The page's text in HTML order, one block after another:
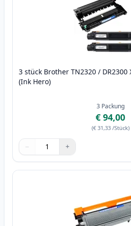
3 stück Brother TN2320 /
(Ink Hero)
3 Packung
€ 94,00
(€ 31,33 /Stück)
Menge
Verwenden Sie die Tasten, um
− +
Menge 1